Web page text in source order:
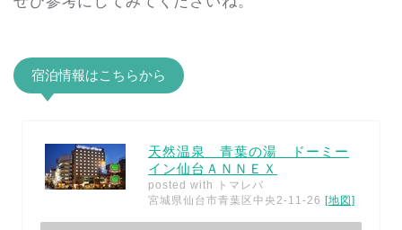
宿泊情報はこちらから
天然温泉 青葉の湯 ドーミー
イン仙台ＡＮＮＥＸ
posted with
トマレバ
宮城県仙台市青葉区中央2-11-26 [地図]